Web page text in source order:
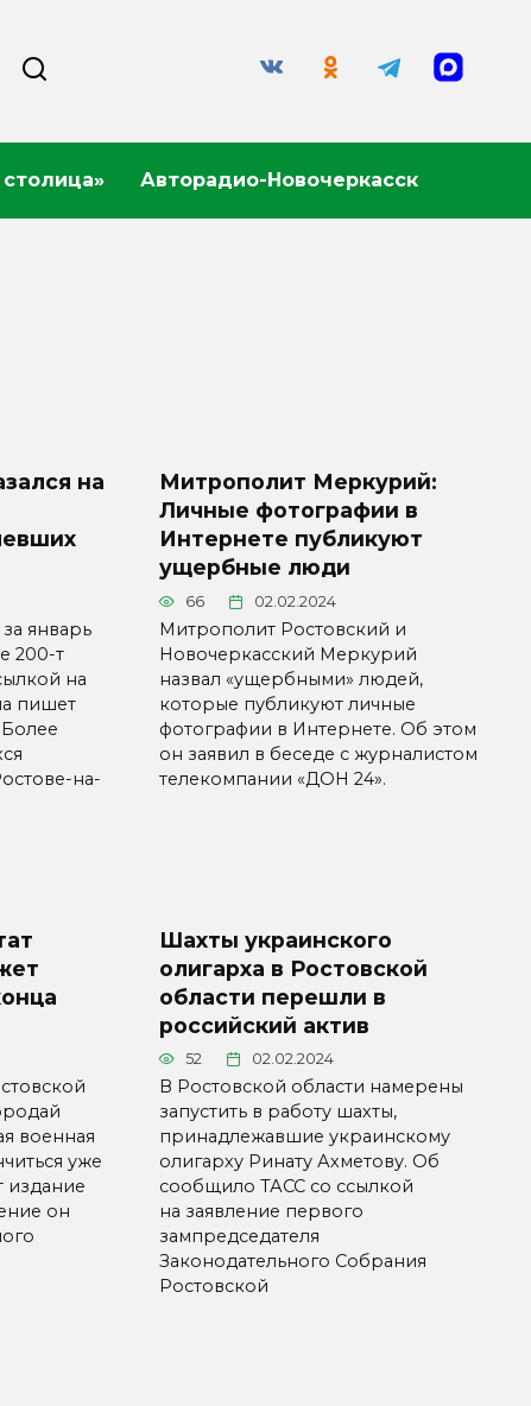
Авторадио-Новочеркасск
на
январь
200-т
на
пишет
на-
Митрополит Меркурий:
Личные фотографии в
Интернете публикуют
ущербные люди
66 02.02.2024
Митрополит Ростовский и
Новочеркасский Меркурий
назвал «ущербными» людей,
которые публикуют личные
фотографии в Интернете. Об этом
он заявил в беседе с журналистом
телекомпании «ДОН 24».
военная
уже
издание
он
Шахты украинского
олигарха в Ростовской
области перешли в
российский актив
52 02.02.2024
В Ростовской области намерены
запустить в работу шахты,
принадлежавшие украинскому
олигарху Ринату Ахметову. Об
сообщило ТАСС со ссылкой
на заявление первого
зампредседателя
Законодательного Собрания
Ростовской